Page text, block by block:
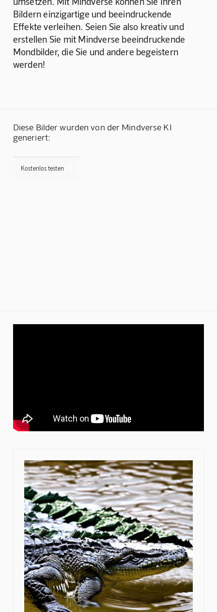
Bildern einzigartige und beeindruckende
Effekte verleihen. Seien Sie also kreativ und
erstellen Sie mit Mindverse beeindruckende
Mondbilder, die Sie und andere begeistern
werden!
Diese Bilder wurden von der Mindverse KI
generiert:
Kostenlos testen